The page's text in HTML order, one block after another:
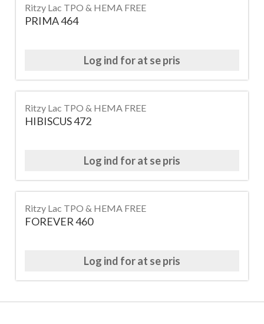
Ritzy Lac TPO & HEMA FREE
PRIMA 464
Log ind for at se pris
Ritzy Lac TPO & HEMA FREE
HIBISCUS 472
Log ind for at se pris
Ritzy Lac TPO & HEMA FREE
FOREVER 460
Log ind for at se pris